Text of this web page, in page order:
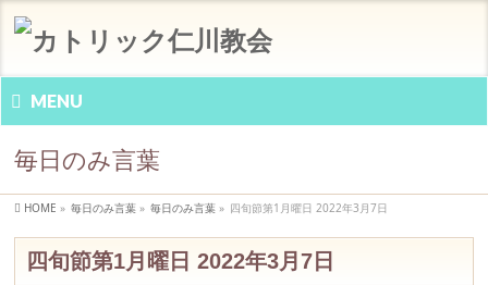
MENU
毎日のみ言葉
HOME » 毎日のみ言葉 » 毎日のみ言葉 » 四旬節第1月曜日 2022年3月7日
四旬節第1月曜日 2022年3月7日